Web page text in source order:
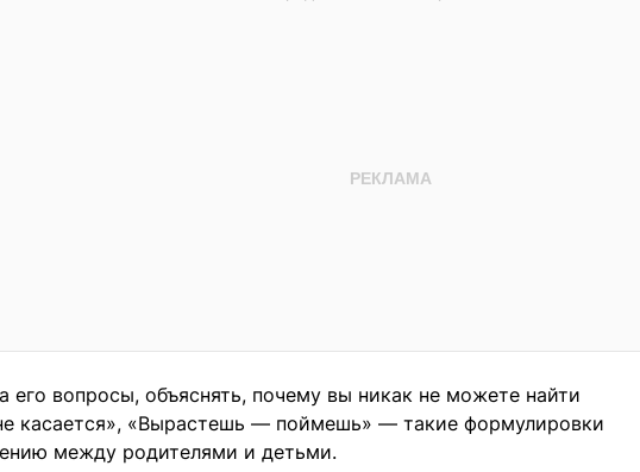
его вопросы, объяснять, почему вы никак не можете найти
касается», «Вырастешь — поймешь» — такие формулировки
между родителями и детьми.